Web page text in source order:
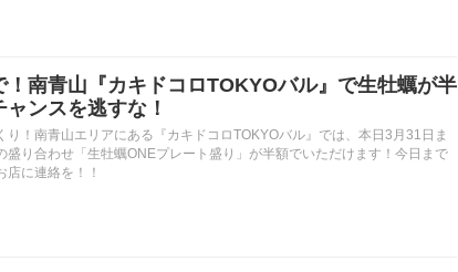
！南青山『カキドコロTOKYOバル』で生牡蠣が半
ンスを逃すな！
り！南青山エリアにある『カキドコロTOKYOバル』では、本日3月31日ま
盛り合わせ「生牡蠣ONEプレート盛り」が半額でいただけます！今日まで
に連絡を！！